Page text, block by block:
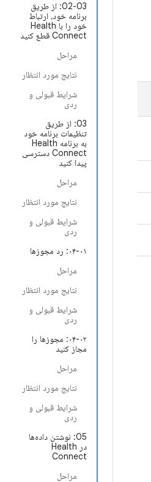
02-03: از طریق
برنامه خود، ارتباط
خود را با Health
Connect قطع کنید
مراحل
نتایج مورد انتظار
شرایط قبولی و
ردی
03: از طریق
تنظیمات برنامه خود
به برنامه Health
Connect دسترسی
پیدا کنید
مراحل
نتایج مورد انتظار
شرایط قبولی و
ردی
۰۴-۰۱: رد مجوزها
مراحل
نتایج مورد انتظار
شرایط قبولی و
ردی
۰۴-۰۲: مجوزها را
مجاز کنید
مراحل
نتایج مورد انتظار
شرایط قبولی و
ردی
05: نوشتن داده‌ها
در Health
Connect
مراحل